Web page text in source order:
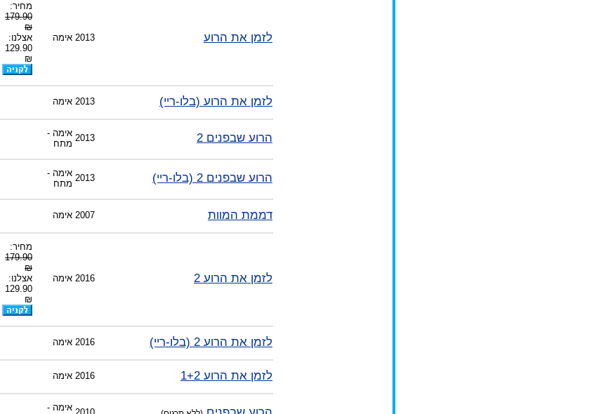
לזמן את הרוע 2013 אימה
מחיר:
179.90
₪
אצלנו:
129.90
₪
לזמן את הרוע (בלו-ריי) 2013 אימה
הרוע שבפנים 2 2013 אימה -
מתח
הרוע שבפנים 2 (בלו-ריי) 2013 אימה -
מתח
דממת המוות 2007 אימה
לזמן את הרוע 2 2016 אימה
מחיר:
179.90
₪
אצלנו:
129.90
₪
לזמן את הרוע 2 (בלו-ריי) 2016 אימה
לזמן את הרוע 1+2 2016 אימה
אימה -